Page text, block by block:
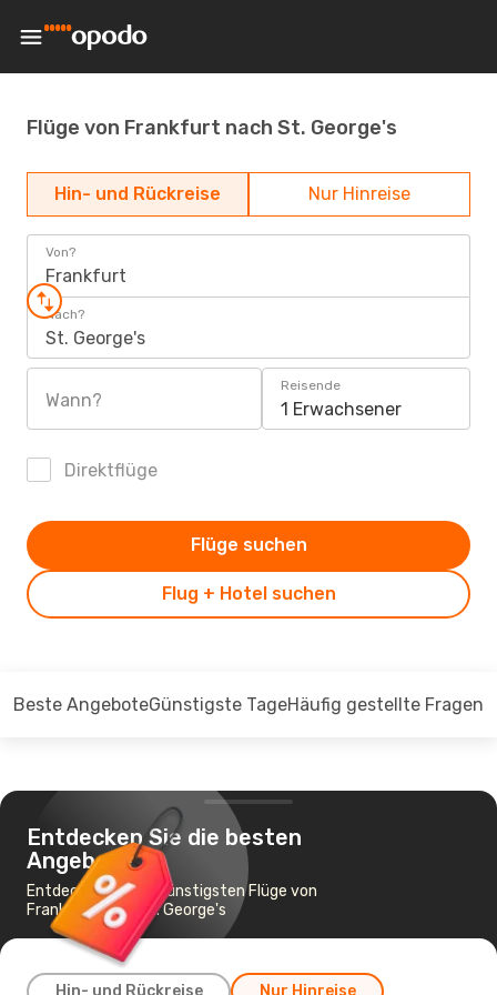
Flüge von Frankfurt nach St. George's
Hin- und Rückreise Nur Hinreise
Von?
Frankfurt
Nach?
St. George's
Wann?
Reisende
1 Erwachsener
Direktflüge
Flug + Hotel suchen
Flüge suchen
Beste AngeboteGünstigste TageHäufig gestellte Fragen
Entdecken Sie die besten
Angebote
Entdecken Sie die günstigsten Flüge von
Frankfurt nach St. George's
Hin- und Rückreise Nur Hinreise